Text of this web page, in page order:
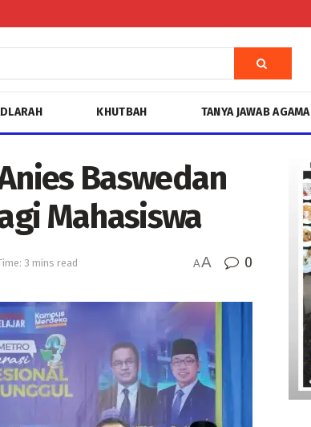
KHUTBAH TANYA JAWAB AGAMA
Baswedan
Mahasiswa
3 mins read AA 0